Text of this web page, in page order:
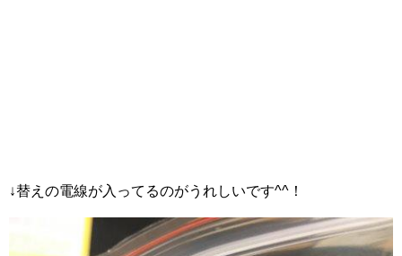
↓替えの電線が入ってるのがうれしいです^^！